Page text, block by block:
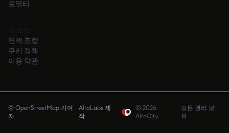
로열티
리소스
면책 조항
쿠키 정책
이용 약관
© OpenStreetMap 기여
자
AltoLabs 제
작
© 2026
AltoCity.
모든 권리 보
유